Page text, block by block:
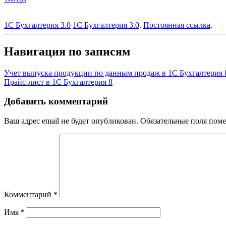
1С Бухгалтерия 3.0 1С Бухгалтерия 3.0. Постоянная ссылка.
Навигация по записям
Учет выпуска продукции по данным продаж в 1С Бухгалтерия
Прайс-лист в 1С Бухгалтерия 8
Добавить комментарий
Ваш адрес email не будет опубликован. Обязательные поля
Комментарий *
Имя *